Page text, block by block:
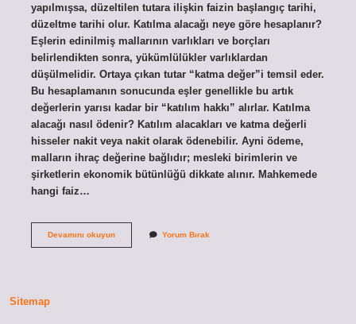
yapılmışsa, düzeltilen tutara ilişkin faizin başlangıç ​​tarihi,
düzeltme tarihi olur. Katılma alacağı neye göre hesaplanır?
Eşlerin edinilmiş mallarının varlıkları ve borçları
belirlendikten sonra, yükümlülükler varlıklardan
düşülmelidir. Ortaya çıkan tutar “katma değer”i temsil eder.
Bu hesaplamanın sonucunda eşler genellikle bu artık
değerlerin yarısı kadar bir “katılım hakkı” alırlar. Katılma
alacağı nasıl ödenir? Katılım alacakları ve katma değerli
hisseler nakit veya nakit olarak ödenebilir. Ayni ödeme,
malların ihraç değerine bağlıdır; mesleki birimlerin ve
şirketlerin ekonomik bütünlüğü dikkate alınır. Mahkemede
hangi faiz…
Devamını okuyunKatılma
Yorum Bırak
Sitemap